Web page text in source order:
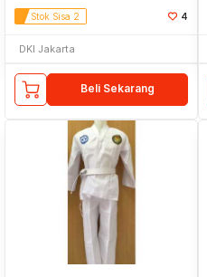
Stok Sisa 2 4
DKI Jakarta
Beli Sekarang